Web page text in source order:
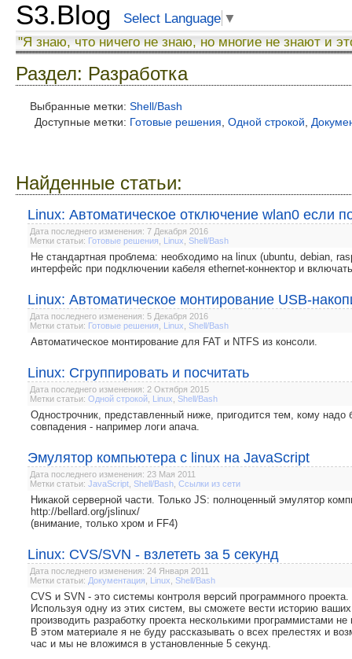
S3.Blog Select Language ▼
"Я знаю, что ничего не знаю, но многие не знают и
Раздел: Разработка
Выбранные метки: Shell/Bash
Доступные метки: Готовые решения Одной строкой
Найденные статьи:
Linux: Автоматическое отключение wlan0 если
Дата последнего изменения: 7 Декабря 2016
Метки статьи: Готовые решения Linux Shell/Bash
Не стандартная проблема: необходимо на linux (ubuntu, debian,
интерфейс при подключении кабеля ethernet-коннектор и
Linux: Автоматическое монтирование USB-
Дата последнего изменения: 5 Декабря 2016
Метки статьи: Готовые решения Linux Shell/Bash
Автоматическое монтирование для FAT и NTFS из консоли.
Linux: Сгруппировать и посчитать
Дата последнего изменения: 2 Октября 2015
Метки статьи: Одной строкой Linux Shell/Bash
Однострочник, представленный ниже, пригодится тем, кому надо
совпадения - например логи апача.
Эмулятор компьютера с linux на JavaScript
Дата последнего изменения: 23 Мая 2011
Метки статьи: JavaScript Shell/Bash Ссылки из сети
Никакой серверной части. Только JS: полноценный эмулятор
http://bellard.org/jslinux/
(внимание, только хром и FF4)
Linux: CVS/SVN - взлететь за 5 секунд
Дата последнего изменения: 24 Января 2011
Метки статьи: Документация Linux Shell/Bash
CVS и SVN - это системы контроля версий программного проекта.
Используя одну из этих систем, вы сможете вести историю
производить разработку проекта несколькими программистами
В этом материале я не буду рассказывать о всех прелестях и
час и мы не вложимся в установленные 5 секунд.